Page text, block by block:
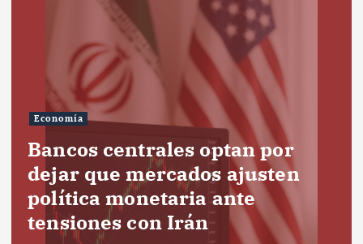
Economía
Bancos centrales optan por
dejar que mercados ajusten
política monetaria ante
tensiones con Irán